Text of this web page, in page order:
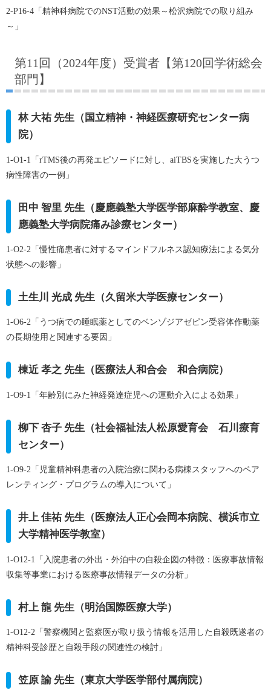
2-P16-4「精神科病院でのNST活動の効果～松沢病院での取り組み
～」
第11回（2024年度）受賞者【第120回学術総会
部門】
林 大祐 先生（国立精神・神経医療研究センター病
院）
1-O1-1
「rTMS後の再発エピソードに対し、aiTBSを実施した大うつ
病性障害の一例」
田中 智里 先生（慶應義塾大学医学部麻酔学教室、慶
應義塾大学病院痛み診療センター）
1-O2-2 「慢性痛患者に対するマインドフルネス認知療法による気分
状態への影響」
土生川 光成 先生（久留米大学医療センター）
1-O6-2 「うつ病での睡眠薬としてのベンゾジアゼピン受容体作動薬
の長期使用と関連する要因」
棟近 孝之 先生（医療法人和合会 和合病院）
1-O9-1 「年齢別にみた神経発達症児への運動介入による効果」
柳下 杏子 先生（社会福祉法人松原愛育会 石川療育
センター）
1-O9-2 「児童精神科患者の入院治療に関わる病棟スタッフへのペア
レンティング・プログラムの導入について」
井上 佳祐 先生（医療法人正心会岡本病院、横浜市立
大学精神医学教室）
1-O12-1
「入院患者の外出・外泊中の自殺企図の特徴：医療事故情報
収集等事業における医療事故情報データの分析」
村上 龍 先生（明治国際医療大学）
1-O12-2 「警察機関と監察医が取り扱う情報を活用した自殺既遂者の
精神科受診歴と自殺手段の関連性の検討」
笠原 諭 先生（東京大学医学部付属病院）